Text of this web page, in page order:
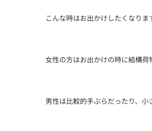
こんな時はお出かけしたくなり
女性の方はお出かけの時に結構
男性は比較的手ぶらだったり、